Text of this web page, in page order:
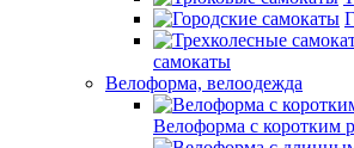
самокаты
Велоформа, велоодежда
Велоформа с коротким